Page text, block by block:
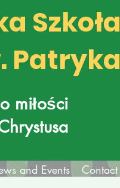
Szkoła
Patryka
miłości
and Events Contact